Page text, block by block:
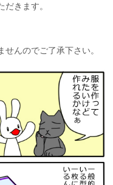
きます。
んのでご了承下さい。